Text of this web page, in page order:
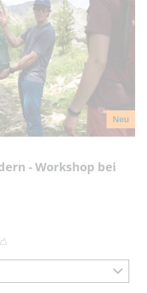
Neu
- Workshop bei